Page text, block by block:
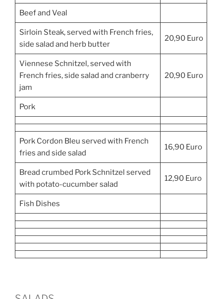
Beef and Veal
Sirloin Steak, served with French fries,
side salad and herb butter
20,90 Euro
Viennese Schnitzel, served with
French fries, side salad and cranberry
jam
20,90 Euro
Pork
Pork Cordon Bleu served with French
fries and side salad
16,90 Euro
Bread crumbed Pork Schnitzel served
with potato-cucumber salad
12,90 Euro
Fish Dishes